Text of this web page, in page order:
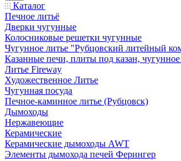
Каталог
Печное литьё
Дверки чугунные
Колосниковые решетки чугунные
Чугунное литье "Рубцовский литейный
Казанные печи, плиты под казан,
Литье Fireway
Художественное Литье
Чугунная посуда
Печное-каминное литье (Рубцовск)
Дымоходы
Нержавеющие
Керамические
Керамические дымоходы AWT
Элементы дымохода печей Ферингер